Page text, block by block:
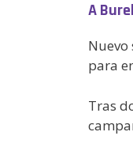
A
para
Tras